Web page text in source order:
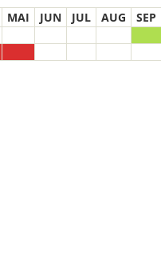
MAI JUN JUL AUG SEP